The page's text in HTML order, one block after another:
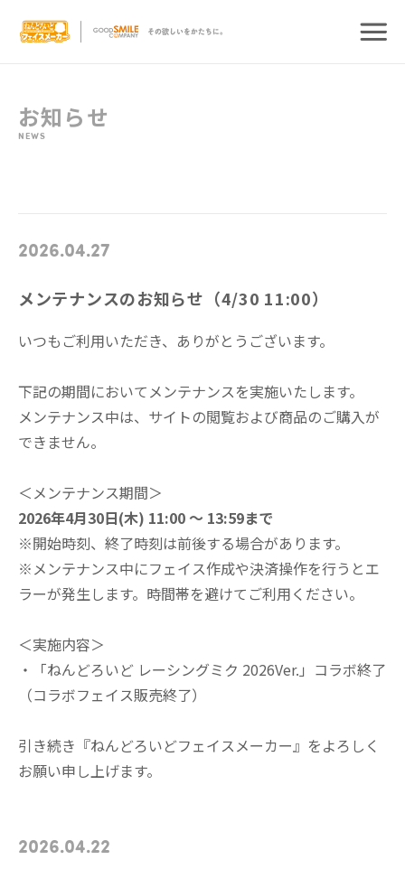
お知らせ
NEWS
2026.04.27
メンテナンスのお知らせ（4/30 11:00）
いつもご利用いただき、ありがとうございます。
下記の期間においてメンテナンスを実施いたします。
メンテナンス中は、サイトの閲覧および商品のご購入が
できません。
＜メンテナンス期間＞
2026年4月30日(木) 11:00 ～ 13:59まで
※開始時刻、終了時刻は前後する場合があります。
※メンテナンス中にフェイス作成や決済操作を行うとエ
ラーが発生します。時間帯を避けてご利用ください。
＜実施内容＞
・「ねんどろいど レーシングミク 2026Ver.」コラボ終了
（コラボフェイス販売終了）
引き続き『ねんどろいどフェイスメーカー』をよろしく
お願い申し上げます。
2026.04.22